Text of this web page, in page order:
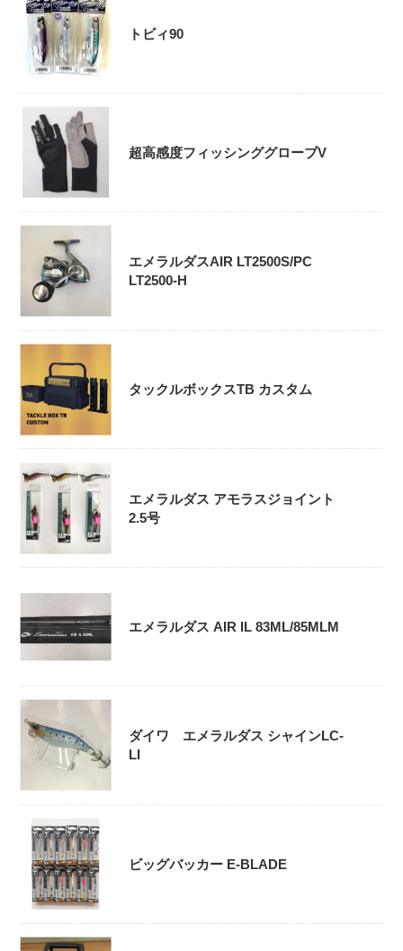
トビィ90
超高感度フィッシンググローブV
エメラルダスAIR LT2500S/PC
LT2500-H
タックルボックスTB カスタム
エメラルダス アモラスジョイント
2.5号
エメラルダス AIR IL 83ML/85MLM
ダイワ エメラルダス シャインLC-
LI
ビッグバッカー E-BLADE